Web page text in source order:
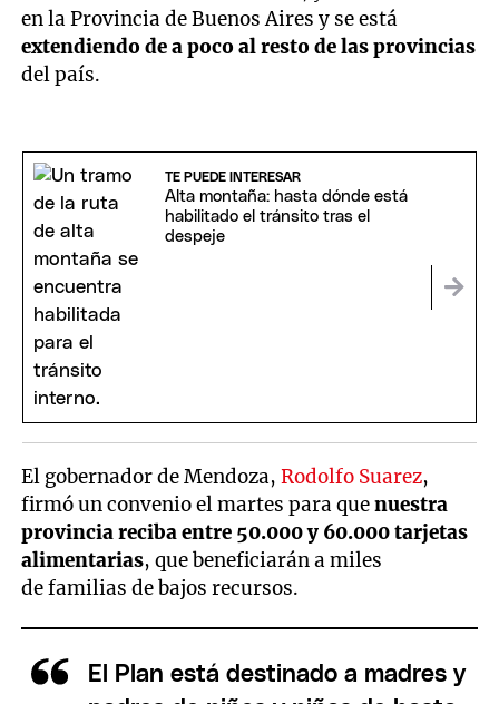
en la Provincia de Buenos Aires y se está
extendiendo de a poco al resto de las provincias
del país.
TE PUEDE INTERESAR
Alta montaña: hasta dónde está
habilitado el tránsito tras el
despeje
El gobernador de Mendoza,Rodolfo Suarez,
firmó un convenio el martes para quenuestra
provincia reciba entre 50.000 y 60.000 tarjetas
alimentarias, que beneficiarán a miles
de familias de bajos recursos.
El Plan está destinado a madres y